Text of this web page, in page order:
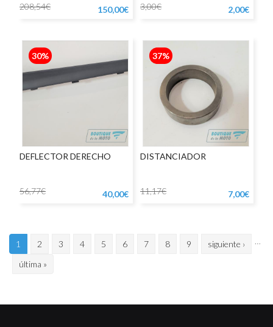
208,54€
150,00€
3,00€
2,00€
30%
DEFLECTOR DERECHO
56,77€ 40,00€
37%
DISTANCIADOR
11,17€ 7,00€
1 2 3 4 5 6 7 8 9 …
siguiente ›
última »